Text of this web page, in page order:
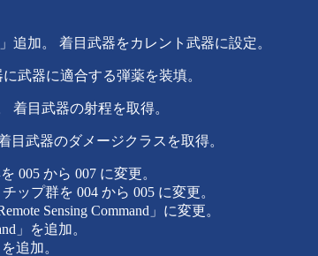
追加。 着目武器をカレント武器に設定。
武器に適合する弾薬を装填。
着目武器の射程を取得。
目武器のダメージクラスを取得。
005 から 007 に変更。
チップ群を 004 から 005 に変更。
Sensing Command」に変更。
」を追加。
追加。